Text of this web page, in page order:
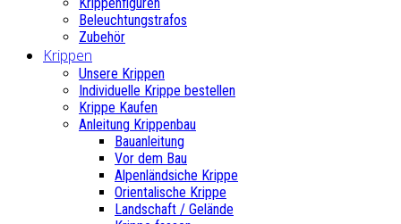
Beleuchtungstrafos
Zubehör
Krippen
Unsere Krippen
Individuelle Krippe bestellen
Krippe Kaufen
Anleitung Krippenbau
Bauanleitung
Vor dem Bau
Alpenländsiche Krippe
Orientalische Krippe
Landschaft / Gelände